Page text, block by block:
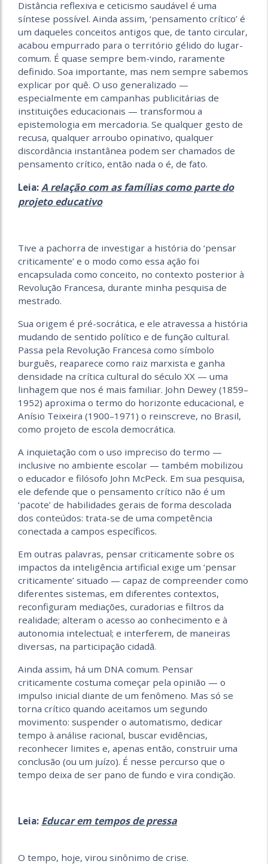
Distância reflexiva e ceticismo saudável é uma
síntese possível. Ainda assim, ‘pensamento crítico’ é
um daqueles conceitos antigos que, de tanto circular,
acabou empurrado para o território gélido do lugar-
comum. É quase sempre bem-vindo, raramente
definido. Soa importante, mas nem sempre sabemos
explicar por quê. O uso generalizado —
especialmente em campanhas publicitárias de
instituições educacionais — transformou a
epistemologia em mercadoria. Se qualquer gesto de
recusa, qualquer arroubo opinativo, qualquer
discordância instantânea podem ser chamados de
pensamento crítico, então nada o é, de fato.
Leia: A relação com as famílias como parte do
projeto educativo
Tive a pachorra de investigar a história do ‘pensar
criticamente’ e o modo como essa ação foi
encapsulada como conceito, no contexto posterior à
Revolução Francesa, durante minha pesquisa de
mestrado.
Sua origem é pré-socrática, e ele atravessa a história
mudando de sentido político e de função cultural.
Passa pela Revolução Francesa como símbolo
burguês, reaparece como raiz marxista e ganha
densidade na crítica cultural do século XX — uma
linhagem que nos é mais familiar. John Dewey (1859–
1952) aproxima o termo do horizonte educacional, e
Anísio Teixeira (1900–1971) o reinscreve, no Brasil,
como projeto de escola democrática.
A inquietação com o uso impreciso do termo —
inclusive no ambiente escolar — também mobilizou
o educador e filósofo John McPeck. Em sua pesquisa,
ele defende que o pensamento crítico não é um
‘pacote’ de habilidades gerais de forma descolada
dos conteúdos: trata-se de uma competência
conectada a campos específicos.
Em outras palavras, pensar criticamente sobre os
impactos da inteligência artificial exige um ‘pensar
criticamente’ situado — capaz de compreender como
diferentes sistemas, em diferentes contextos,
reconfiguram mediações, curadorias e filtros da
realidade; alteram o acesso ao conhecimento e à
autonomia intelectual; e interferem, de maneiras
diversas, na participação cidadã.
Ainda assim, há um DNA comum. Pensar
criticamente costuma começar pela opinião — o
impulso inicial diante de um fenômeno. Mas só se
torna crítico quando aceitamos um segundo
movimento: suspender o automatismo, dedicar
tempo à análise racional, buscar evidências,
reconhecer limites e, apenas então, construir uma
conclusão (ou um juízo). É nesse percurso que o
tempo deixa de ser pano de fundo e vira condição.
Leia: Educar em tempos de pressa
O tempo, hoje, virou sinônimo de crise.